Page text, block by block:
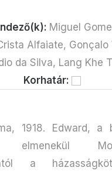
Miguel
Alfaiate, Gonçalo
da Silva, Lang Khe
Korhatár:
1918. Edward, a
elmenekül
a